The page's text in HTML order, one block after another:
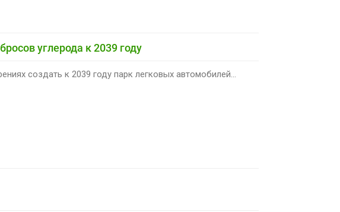
углерода к 2039 году
создать к 2039 году парк легковых автомобилей...